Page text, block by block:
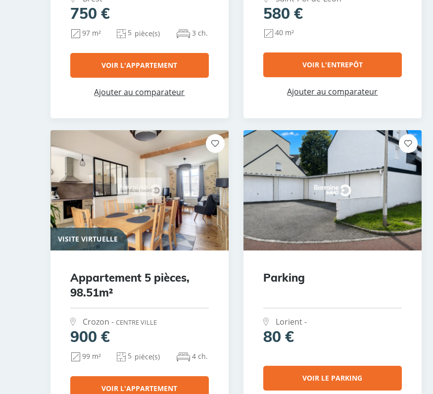
750 €
97 m² 5 pièce(s) 3 ch.
VOIR L'APPARTEMENT
Ajouter au comparateur
580 €
40 m²
VOIR L'ENTREPÔT
Ajouter au comparateur
VISITE VIRTUELLE
Appartement 5 pièces,
98.51m²
Crozon - CENTRE VILLE
900 €
99 m² 5 pièce(s) 4 ch.
VOIR L'APPARTEMENT
Parking
Lorient -
80 €
VOIR LE PARKING